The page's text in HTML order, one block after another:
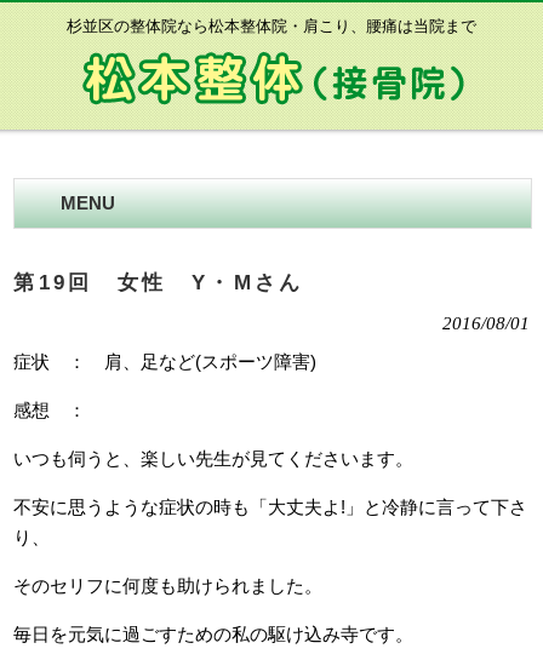
杉並区の整体院なら松本整体院・肩こり、腰痛は当院まで
MENU
第19回 女性 Y・Mさん
2016/08/01
症状 ： 肩、足など(スポーツ障害)
感想 ：
いつも伺うと、楽しい先生が見てくださいます。
不安に思うような症状の時も「大丈夫よ!」と冷静に言って下さ
り、
そのセリフに何度も助けられました。
毎日を元気に過ごすための私の駆け込み寺です。